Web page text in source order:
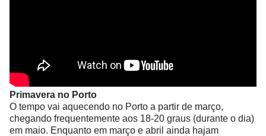
Primavera no Porto
O tempo vai aquecendo no Porto a partir de março,
chegando frequentemente aos 18-20 graus (durante o dia)
em maio. Enquanto em março e abril ainda hajam